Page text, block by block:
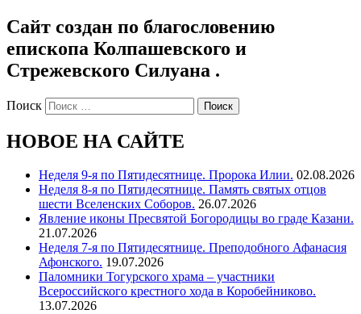
Сайт создан по благословению
епископа Колпашевского и
Стрежевского Силуана .
Поиск
НОВОЕ НА САЙТЕ
Неделя 9-я по Пятидесятнице. Пророка Илии. 02.08.2026
Неделя 8-я по Пятидесятнице. Память святых отцов
шести Вселенских Соборов. 26.07.2026
Явление иконы Пресвятой Богородицы во граде Казани.
21.07.2026
Неделя 7-я по Пятидесятнице. Преподобного Афанасия
Афонского. 19.07.2026
Паломники Тогурского храма – участники
Всероссийского крестного хода в Коробейниково.
13.07.2026